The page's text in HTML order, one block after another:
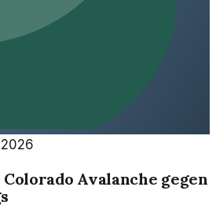
Avalanche gegen